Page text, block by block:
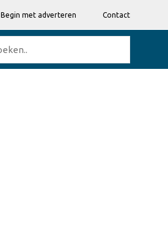
Begin met adverteren Contact